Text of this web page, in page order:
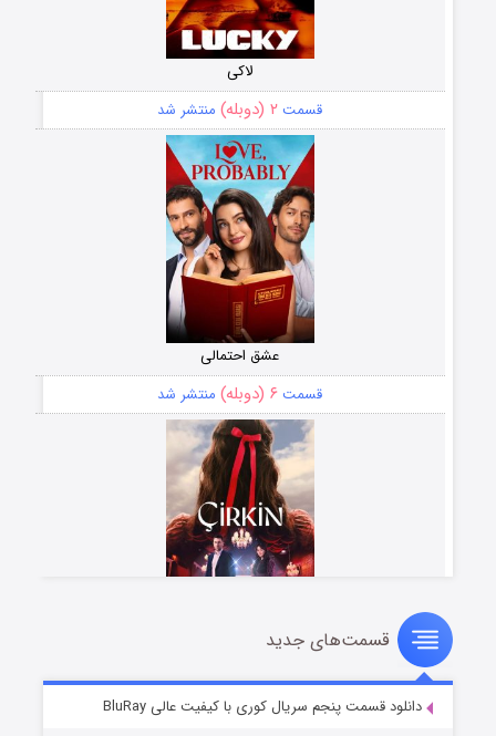
لاکی
قسمت ۲ (دوبله) منتشر شد
عشق احتمالی
قسمت ۶ (دوبله) منتشر شد
سریال زشت
قسمت۵ (زیرنویس) منتشر شد
قسمت‌های جدید
دانلود قسمت پنجم سریال کوری با کیفیت عالی BluRay